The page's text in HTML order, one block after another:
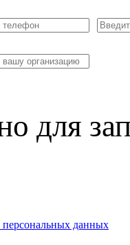
для
персональных данных